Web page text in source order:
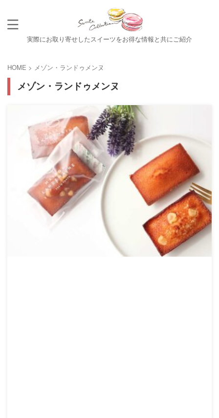
実際にお取り寄せしたスイーツをお得な情報と共にご紹介
HOME > メゾン・ランドゥメンヌ
メゾン・ランドゥメンヌ